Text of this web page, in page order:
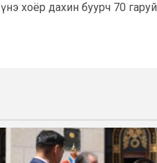
үнэ хоёр дахин буурч 70